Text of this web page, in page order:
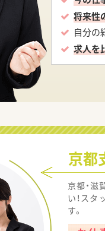
将来性
自分の
求人を
京都
京都・滋
い！ス
す。